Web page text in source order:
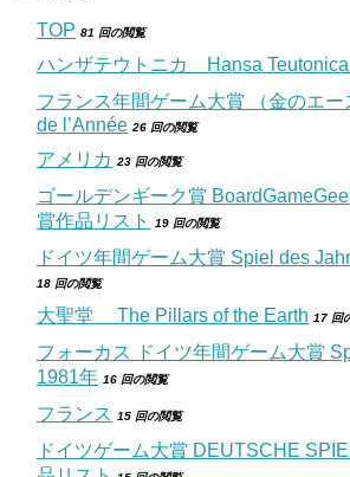
TOP 81 回の閲覧
ハンザテウトニカ Hansa Teutonica
フランス年間ゲーム大賞 （金のエー
de l’Année 26 回の閲覧
アメリカ 23 回の閲覧
ゴールデンギーク賞
賞作品リスト
19 回の閲覧
ドイツ年間ゲーム大賞 Spiel des
18 回の閲覧
大聖堂 The Pillars of the Earth 17 回
フォーカス ドイツ年間ゲーム大賞
1981年 16 回の閲覧
フランス 15 回の閲覧
ドイツゲーム大賞 DEUTSCHE